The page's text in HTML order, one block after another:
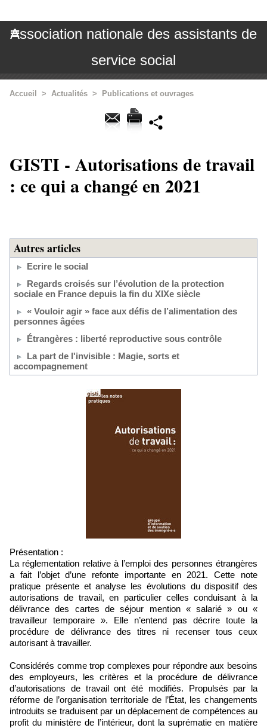
Association nationale des assistants de
service social
Accueil > Actualités > Publications et ouvrages
GISTI - Autorisations de travail
: ce qui a changé en 2021
Autres articles
Ecrire le social
Regards croisés sur l’évolution de la protection
sociale en France depuis la fin du XIXe siècle
« Vouloir agir » face aux défis de l’alimentation des
personnes âgées
Étrangères : liberté reproductive sous contrôle
La part de l'invisible : Magie, sorts et
accompagnement
Présentation :
La réglementation relative à l’emploi des personnes étrangères
a fait l’objet d’une refonte importante en 2021. Cette note
pratique présente et analyse les évolutions du dispositif des
autorisations de travail, en particulier celles conduisant à la
délivrance des cartes de séjour mention « salarié » ou «
travailleur temporaire ». Elle n’entend pas décrire toute la
procédure de délivrance des titres ni recenser tous ceux
autorisant à travailler.
Considérés comme trop complexes pour répondre aux besoins
des employeurs, les critères et la procédure de délivrance
d’autorisations de travail ont été modifiés. Propulsés par la
réforme de l’organisation territoriale de l’État, les changements
introduits se traduisent par un déplacement de compétences au
profit du ministère de l’intérieur, dont la suprématie en matière